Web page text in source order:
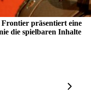
präsentiert eine
die spielbaren Inhalte